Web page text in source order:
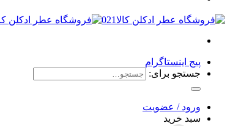
پیج اینستاگرام
جستجو برای:
ورود / عضویت
سبد خرید